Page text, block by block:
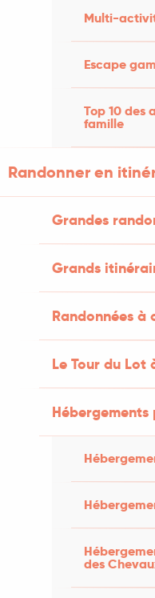
Multi-
Escape
Top 10 des
famille
Randonner en
Grandes
Grands
Randonnées
Le Tour du Lot
des
de
Bélaye
!
NOUS